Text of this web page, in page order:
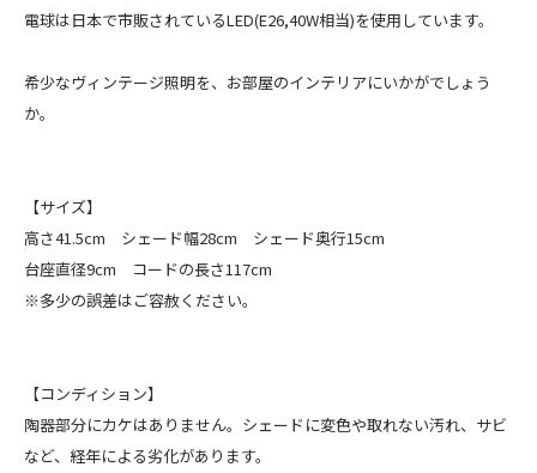
電球は日本で市販されているLED(E26,40W相当)を使用しています。
希少なヴィンテージ照明を、お部屋のインテリアにいかがでしょう
か。
【サイズ】
高さ41.5cm シェード幅28cm シェード奥行15cm
台座直径9cm コードの長さ117cm
※多少の誤差はご容赦ください。
【コンディション】
陶器部分にカケはありません。シェードに変色や取れない汚れ、サビ
など、経年による劣化があります。